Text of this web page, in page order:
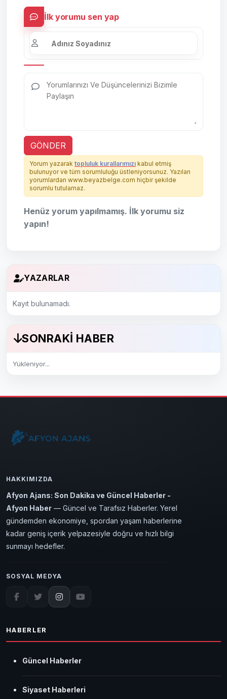
İlk yorumu sen yap
GÖNDER
Yorum yazarak topluluk kurallarımızı kabul etmiş
bulunuyor ve tüm sorumluluğu üstleniyorsunuz. Yazılan
yorumlardan www.beyazbelge.com hiçbir şekilde
sorumlu tutulamaz.
Henüz yorum yapılmamış. İlk yorumu siz
yapın!
YAZARLAR
Kayıt bulunamadı.
SONRAKI HABER
Yükleniyor...
HAKKIMIZDA
Afyon Ajans: Son Dakika ve Güncel Haberler -
Afyon Haber — Güncel ve Tarafsız Haberler. Yerel
gündemden ekonomiye, spordan yaşam haberlerine
kadar geniş içerik yelpazesiyle doğru ve hızlı bilgi
sunmayı hedefler.
SOSYAL MEDYA
HABERLER
Güncel Haberler
Siyaset Haberleri